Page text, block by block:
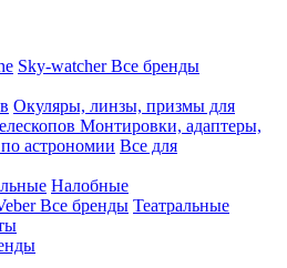
Sky-watcherВсе бренды
Окуляры, линзы, призмы для
Монтировки, адаптеры,
астрономии Все для
Налобные
Все бренды Театральные